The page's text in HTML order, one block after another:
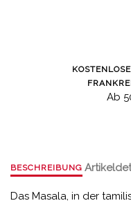
Ab
BESCHREIBUNG
Das Masala, in der